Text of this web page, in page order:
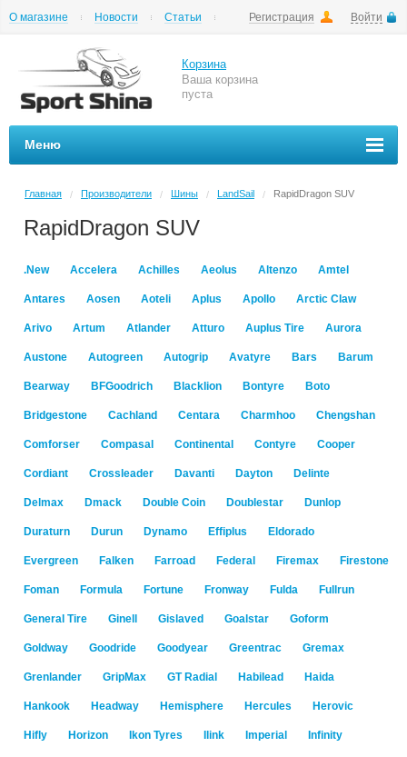
Регистрация Войти
О магазине Новости
Статьи
Корзина
Ваша корзина
пуста
Меню
Главная / Производители / Шины / LandSail / RapidDragon SUV
RapidDragon SUV
.New Accelera Achilles Aeolus Altenzo Amtel
Antares Aosen Aoteli Aplus Apollo Arctic Claw
Arivo Artum Atlander Atturo Auplus Tire Aurora
Austone Autogreen Autogrip Avatyre Bars Barum
Bearway BFGoodrich Blacklion Bontyre Boto
Bridgestone Cachland Centara Charmhoo Chengshan
Comforser Compasal Continental Contyre Cooper
Cordiant Crossleader Davanti Dayton Delinte
Delmax Dmack Double Coin Doublestar Dunlop
Duraturn Durun Dynamo Effiplus Eldorado
Evergreen Falken Farroad Federal Firemax Firestone
Foman Formula Fortune Fronway Fulda Fullrun
General Tire Ginell Gislaved Goalstar Goform
Goldway Goodride Goodyear Greentrac Gremax
Grenlander GripMax GT Radial Habilead Haida
Hankook Headway Hemisphere Hercules Herovic
Hifly Horizon Ikon Tyres Ilink Imperial Infinity